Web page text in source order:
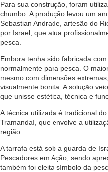
Para sua construção, foram
chumbo. A produção levou um
Sebastian Andrade, artesão do
por Israel, que atua
pesca.
Embora tenha sido fabricada
normalmente para pesca. O
mesmo com dimensões
visualmente bonita. A solução
que unisse estética, técnica e
A técnica utilizada é tradicional
Tramandaí, que envolve a
região.
A tarrafa está sob a guarda de
Pescadores em Ação, sendo
também foi eleita símbolo da